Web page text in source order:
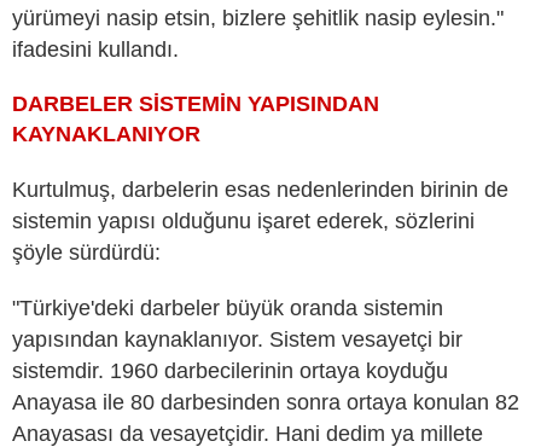
yürümeyi nasip etsin, bizlere şehitlik nasip eylesin."
ifadesini kullandı.
DARBELER SİSTEMİN YAPISINDAN
KAYNAKLANIYOR
Kurtulmuş, darbelerin esas nedenlerinden birinin de
sistemin yapısı olduğunu işaret ederek, sözlerini
şöyle sürdürdü:
"Türkiye'deki darbeler büyük oranda sistemin
yapısından kaynaklanıyor. Sistem vesayetçi bir
sistemdir. 1960 darbecilerinin ortaya koyduğu
Anayasa ile 80 darbesinden sonra ortaya konulan 82
Anayasası da vesayetçidir. Hani dedim ya millete